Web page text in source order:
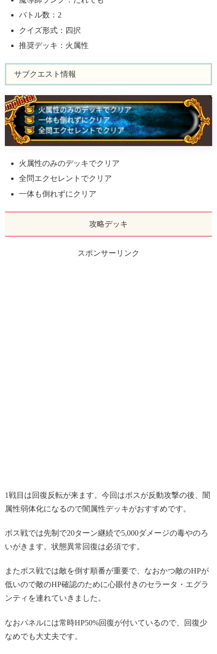
バトル数：2
クイズ形式：四択
推奨デッキ：火属性
サブクエスト情報
火属性のみのデッキでクリア
全問エクセレントでクリア
一体も倒れずにクリア
攻略デッキ
スポンサーリンク
1戦目は回復反転が来ます。今回はボスが反動攻撃の後、闇
属性弱体化になるので闇属性デッキがおすすめです。
ボス戦では先制で20ターン継続で5,000ダメージの毒やのろ
いがきます。状態異常回復は必須です。
またボス戦では敵を倒す順番が重要で、なおかつ敵のHPが
低いので敵のHP確認のために心眼付きのセラータ・エグラ
ンティを連れていきました。
なおパネルには常時HP50%回復が付いているので、回復少
なめでも大丈夫です。